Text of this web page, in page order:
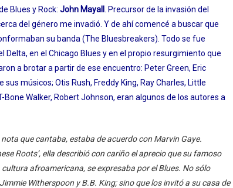
Blues y Rock: John Mayall . Precursor de la invasión del
del género me invadió. Y de ahí comencé a buscar que
su banda (The Bluesbreakers). Todo se fue
en el Chicago Blues y en el propio resurgimiento que
a brotar a partir de ese encuentro: Peter Green, Eric
músicos; Otis Rush, Freddy King, Ray Charles, Little
Bone Walker, Robert Johnson, eran algunos de los autores a
que cantaba, estaba de acuerdo con Marvin Gaye.
Roots’, ella describió con cariño el aprecio que su famoso
afroamericana, se expresaba por el Blues. No sólo
Witherspoon y B.B. King; sino que los invitó a su casa de